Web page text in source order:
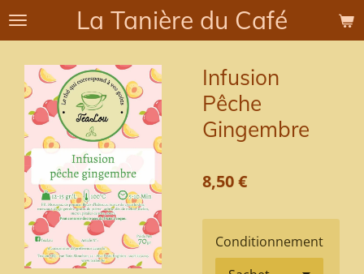
Passer
principal
La Tanière du Café
Infusion
Pêche
Gingembre
8,50 €
Conditionnement